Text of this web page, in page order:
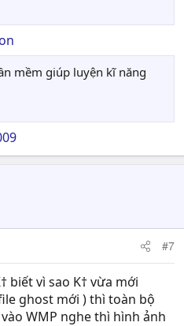
mềm giúp luyện kĩ năng
#7
biết vì sao K† vừa mới
ghost mới ) thì toàn bộ
WMP nghe thì hình ảnh